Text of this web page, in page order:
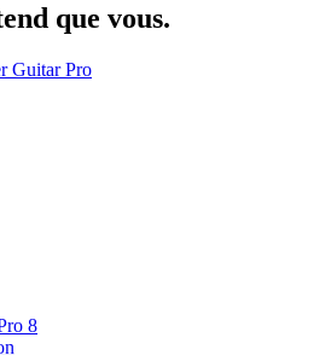
que vous.
Guitar Pro
8